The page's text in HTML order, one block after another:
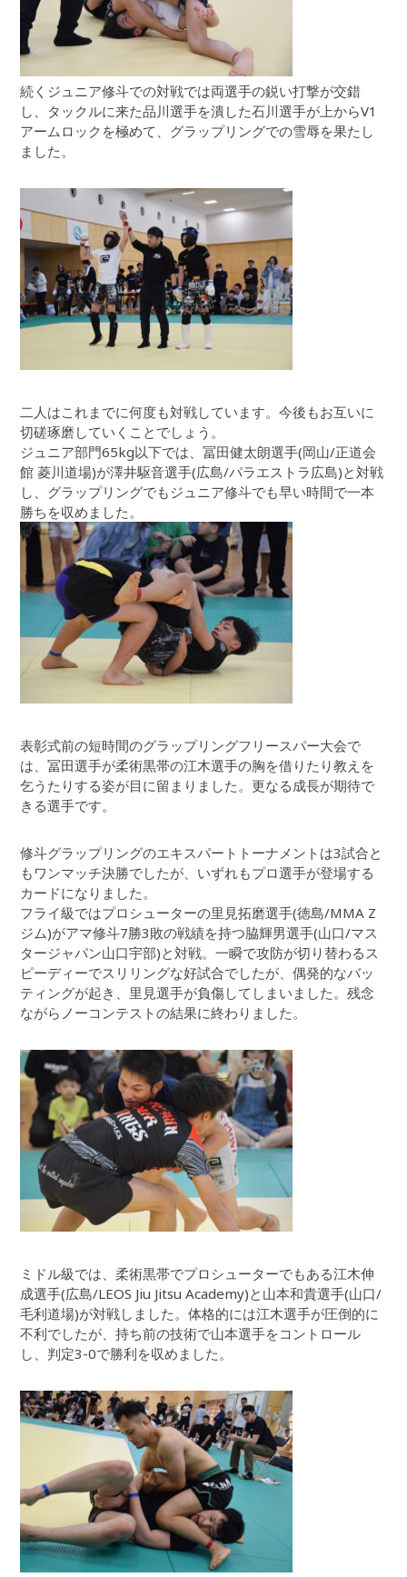
続くジュニア修斗での対戦では両選手の鋭い打撃が交錯
し、タックルに来た品川選手を潰した石川選手が上からV1
アームロックを極めて、グラップリングでの雪辱を果たし
ました。
二人はこれまでに何度も対戦しています。今後もお互いに
切磋琢磨していくことでしょう。
ジュニア部門65kg以下では、冨田健太朗選手(岡山/正道会
館 菱川道場)が澤井駆音選手(広島/パラエストラ広島)と対戦
し、グラップリングでもジュニア修斗でも早い時間で一本
勝ちを収めました。
表彰式前の短時間のグラップリングフリースパー大会で
は、冨田選手が柔術黒帯の江木選手の胸を借りたり教えを
乞うたりする姿が目に留まりました。更なる成長が期待で
きる選手です。
修斗グラップリングのエキスパートトーナメントは3試合と
もワンマッチ決勝でしたが、いずれもプロ選手が登場する
カードになりました。
フライ級ではプロシューターの里見拓磨選手(徳島/MMA Z
ジム)がアマ修斗7勝3敗の戦績を持つ脇輝男選手(山口/マス
タージャパン山口宇部)と対戦。一瞬で攻防が切り替わるス
ピーディーでスリリングな好試合でしたが、偶発的なバッ
ティングが起き、里見選手が負傷してしまいました。残念
ながらノーコンテストの結果に終わりました。
ミドル級では、柔術黒帯でプロシューターでもある江木伸
成選手(広島/LEOS Jiu Jitsu Academy)と山本和貴選手(山口/
毛利道場)が対戦しました。体格的には江木選手が圧倒的に
不利でしたが、持ち前の技術で山本選手をコントロール
し、判定3-0で勝利を収めました。